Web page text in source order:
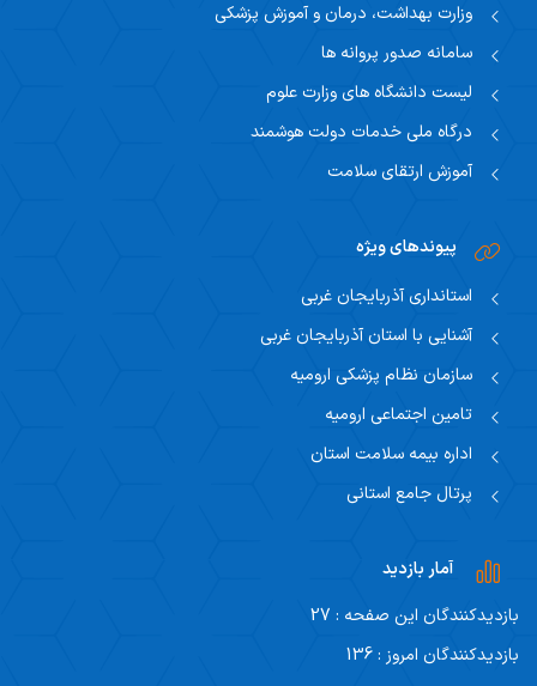
وزارت بهداشت، درمان و آموزش پزشکی
سامانه صدور پروانه ها
لیست دانشگاه های وزارت علوم
درگاه ملی خدمات دولت هوشمند
آموزش ارتقای سلامت
پیوندهای ویژه
استانداری آذربایجان غربی
آشنایی با استان آذربایجان غربی
سازمان نظام پزشکی ارومیه
تامین اجتماعی ارومیه
اداره بیمه سلامت استان
پرتال جامع استانی
آمار بازدید
بازدیدکنندگان این صفحه : 27
بازدیدکنندگان امروز : 136